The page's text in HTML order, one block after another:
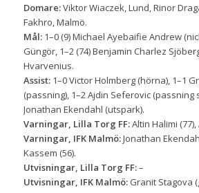
Domare:Viktor Wiaczek, Lund, Rinor
Fakhro, Malmö.
Mål: 1–0 (9) Michael Ayebaifie Andrew
Güngör, 1–2 (74) Benjamin Charlez
Hvarvenius.
Assist:1–0 Victor Holmberg (hörna), 1–1
(passning), 1–2 Ajdin Seferovic (passning
Jonathan Ekendahl (utspark).
Varningar, Lilla Torg FF:Altin Halimi
Varningar, IFK Malmö:Jonathan
Kassem (56).
Utvisningar, Lilla Torg FF:–
Utvisningar, IFK Malmö: Granit Stagova